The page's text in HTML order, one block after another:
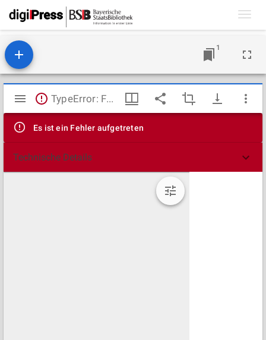
1
Mirador
Viewer
TypeError: Failed to fetch
Es ist ein Fehler aufgetreten
Technische Details